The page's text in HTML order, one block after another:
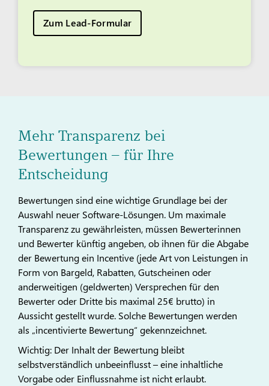
Zum Lead-Formular
Mehr Transparenz bei
Bewertungen – für Ihre
Entscheidung
Bewertungen sind eine wichtige Grundlage bei der
Auswahl neuer Software-Lösungen. Um maximale
Transparenz zu gewährleisten, müssen Bewerterinnen
und Bewerter künftig angeben, ob ihnen für die Abgabe
der Bewertung ein Incentive (jede Art von Leistungen in
Form von Bargeld, Rabatten, Gutscheinen oder
anderweitigen (geldwerten) Versprechen für den
Bewerter oder Dritte bis maximal 25€ brutto) in
Aussicht gestellt wurde. Solche Bewertungen werden
als „incentivierte Bewertung“ gekennzeichnet.
Wichtig: Der Inhalt der Bewertung bleibt
selbstverständlich unbeeinflusst – eine inhaltliche
Vorgabe oder Einflussnahme ist nicht erlaubt.